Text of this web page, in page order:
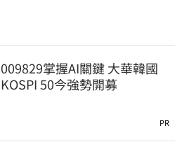
009829掌握AI關鍵 大華韓國
KOSPI 50今強勢開募
PR